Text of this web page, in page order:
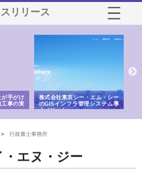
リリース
が手がけ
工事の実
株式会社東京シー・エム・シー
のGISインフラ管理システム導
入メリット
行政書士事務所
エヌ・ジー